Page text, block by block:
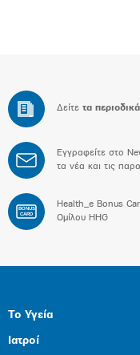
Δείτε τα περιοδικά
Εγγραφείτε στο
τα νέα και τις
BONUS
CARD
Health_e Bonus
Ομίλου HHG
Το Υγεία
Ιατροί